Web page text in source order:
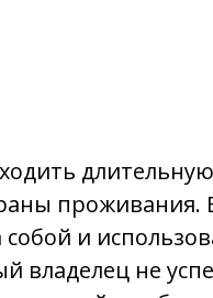
проживания.
и
не